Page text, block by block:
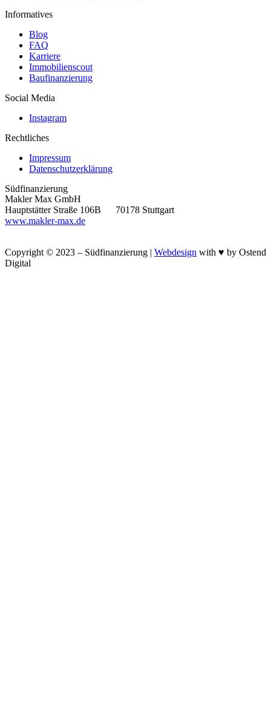
Informatives
Blog
FAQ
Karriere
Immobilienscout
Baufinanzierung
Social Media
Instagram
Rechtliches
Impressum
Datenschutzerklärung
Südfinanzierung
Makler Max GmbH
Hauptstätter Straße 106B 70178 Stuttgart
www.makler-max.de
Copyright © 2023 – Südfinanzierung | Webdesign with ♥ by Ostend
Digital